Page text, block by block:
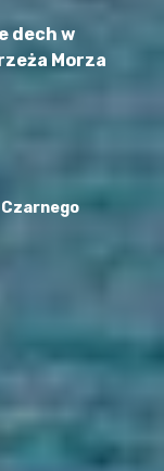
dech w
Morza